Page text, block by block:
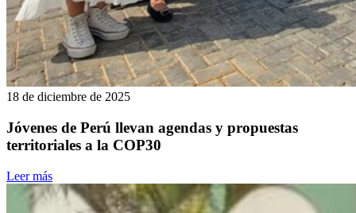
18 de diciembre de 2025
Jóvenes de Perú llevan agendas y propuestas
territoriales a la COP30
Leer más